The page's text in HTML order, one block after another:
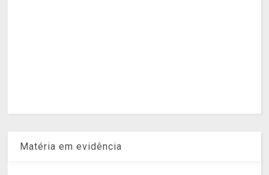
Matéria em evidência